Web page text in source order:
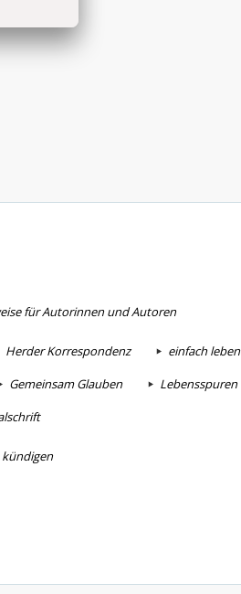
für Autorinnen und Autoren
Herder Korrespondenz einfach leben
Gemeinsam Glauben Lebensspuren